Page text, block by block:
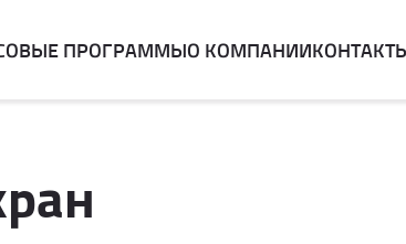
ПРОГРАММЫО КОМПАНИИ